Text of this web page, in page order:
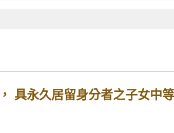
具永久居留身分者之子女中